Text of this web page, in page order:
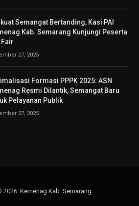
Semangat Bertanding, Kasi PAI
Kab. Semarang Kunjungi Peserta
Fair
27, 2025
Formasi PPPK 2025: ASN
Resmi Dilantik, Semangat Baru
Pelayanan Publik
27, 2025
2026. Kemenag Kab. Semarang